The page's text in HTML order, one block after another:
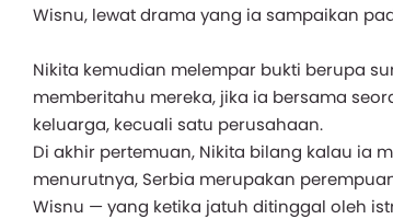
Wisnu, lewat drama yang ia sampaikan
Nikita kemudian melempar bukti berupa
memberitahu mereka, jika ia bersama
keluarga, kecuali satu perusahaan.
Di akhir pertemuan, Nikita bilang kalau ia
menurutnya, Serbia merupakan
Wisnu — yang ketika jatuh ditinggal oleh